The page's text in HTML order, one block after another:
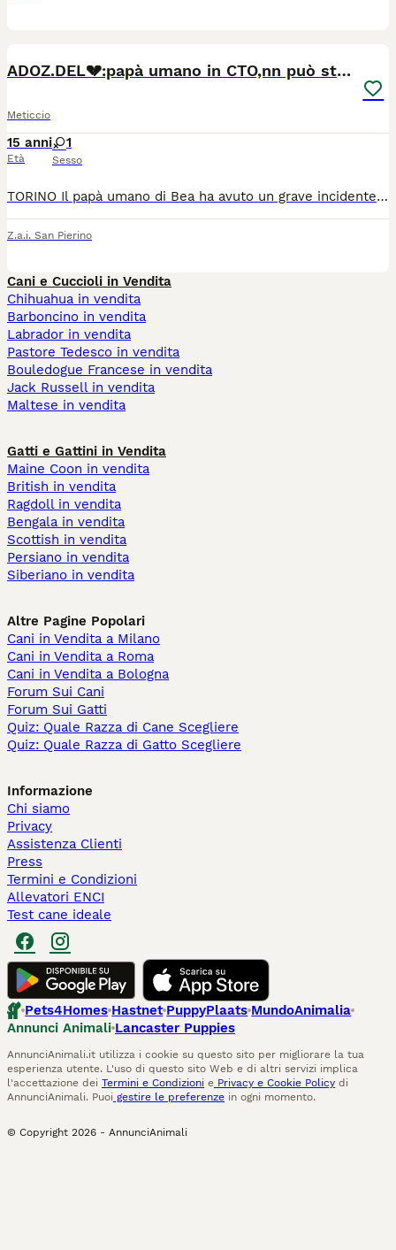
ADOZ.DEL💔:papà umano in CTO,nn può stare sola!
Meticcio
15 anni
Età
1
Sesso
TORINO Il papà umano di Bea ha avuto un grave incidente stradale ed è attualmente ricoverato al CTO. Lo aspetta un percorso di cure e riabilitazione molto lungo (almeno 6/7 mesi) e, purtroppo, non ci sono parenti che possano prendersi cura di lei. Lasciarla sola in casa per tutto questo tempo non è dignitoso né possibile. Per questo, con il cuore spezzato ma per il suo bene, cerchiamo per lei una nuova famiglia. Molto dolce, affettuosa, abituata a vivere in casa. Ha sempre vissuto come "figlia unica", quindi apprezzerà una situazione tranquilla senza troppa confusione. Per info Roberta 393 5438606 https://www.facebook.com/share/p/1BAwCwuVTz/ Valeria Casale
Z.a.i. San Pierino
Cani e Cuccioli in Vendita
Chihuahua in vendita
Barboncino in vendita
Labrador in vendita
Pastore Tedesco in vendita
Bouledogue Francese in vendita
Jack Russell in vendita
Maltese in vendita
Gatti e Gattini in Vendita
Maine Coon in vendita
British in vendita
Ragdoll in vendita
Bengala in vendita
Scottish in vendita
Persiano in vendita
Siberiano in vendita
Altre Pagine Popolari
Cani in Vendita a Milano
Cani in Vendita a Roma
Cani in Vendita a Bologna
Forum Sui Cani
Forum Sui Gatti
Quiz: Quale Razza di Cane Scegliere
Quiz: Quale Razza di Gatto Scegliere
Informazione
Chi siamo
Privacy
Assistenza Clienti
Press
Termini e Condizioni
Allevatori ENCI
Test cane ideale
Pets4Homes Hastnet PuppyPlaats MundoAnimalia
Annunci Animali Lancaster Puppies
AnnunciAnimali.it utilizza i cookie su questo sito per migliorare la tua
esperienza utente. L'uso di questo sito Web e di altri servizi implica
l'accettazione dei Termini e Condizioni e Privacy e Cookie Policy di
AnnunciAnimali. Puoi gestire le preferenze in ogni momento.
© Copyright 2026 - AnnunciAnimali